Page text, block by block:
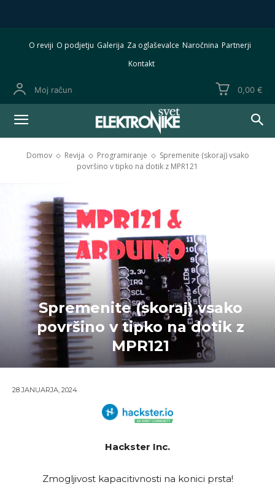
O reviji O podjetju Galerija Za oglaševalce Naročnina Partnerji
Kontakt
Moj račun 0,00 €
Domov Revija Programiranje
Spremenite (skoraj) vsako
površino v tipko na dotik z MPR121
Spremenite (skoraj) vsako
površino v tipko na dotik z
MPR121
28 JANUARJA, 2024
Hackster Inc.
Zmogljivost kapacitivnosti na konici prsta!